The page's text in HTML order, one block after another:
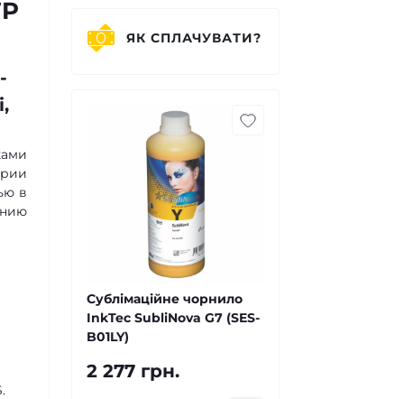
в
ЯК СПЛАЧУВАТИ?
Сублімаційне чорнило
InkTec SubliNova G7 (SES-
B01LY)
2 277 грн.